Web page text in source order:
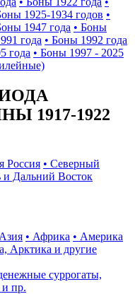
1925-1934 годов •
1947 года • Боны
года • Боны 1992 года
года • Боны 1997 - 2025
1917-1922
Россия • Северный
и Дальний Восток
• Африка • Америка
Арктика и другие
суррогаты,
пр.